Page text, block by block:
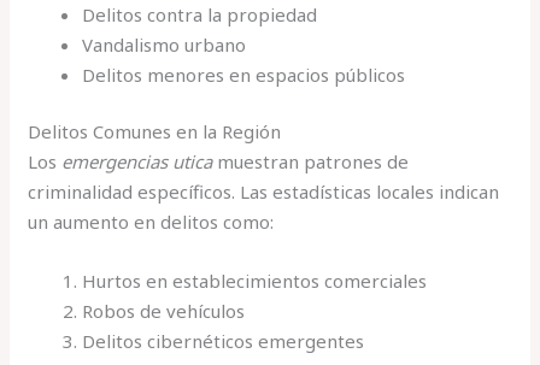
Delitos contra la propiedad
Vandalismo urbano
Delitos menores en espacios públicos
Delitos Comunes en la Región
Los emergencias uticamuestran patrones de
criminalidad específicos. Las estadísticas locales indican
un aumento en delitos como:
Hurtos en establecimientos comerciales
Robos de vehículos
Delitos cibernéticos emergentes